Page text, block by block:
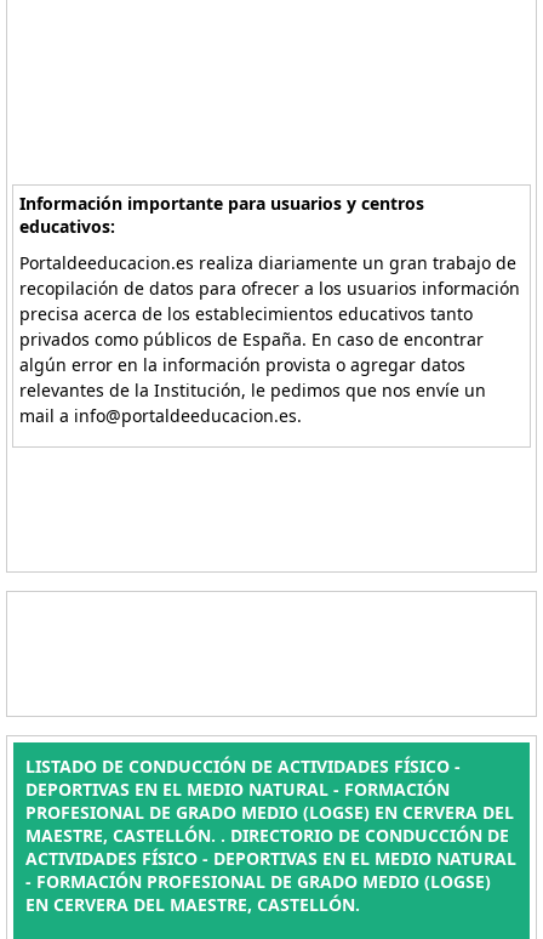
Información importante para usuarios y centros
educativos:
Portaldeeducacion.es realiza diariamente un gran trabajo de
recopilación de datos para ofrecer a los usuarios información
precisa acerca de los establecimientos educativos tanto
privados como públicos de España. En caso de encontrar
algún error en la información provista o agregar datos
relevantes de la Institución, le pedimos que nos envíe un
mail a info@portaldeeducacion.es.
LISTADO DE CONDUCCIÓN DE ACTIVIDADES FÍSICO -
DEPORTIVAS EN EL MEDIO NATURAL - FORMACIÓN
PROFESIONAL DE GRADO MEDIO (LOGSE) EN CERVERA DEL
MAESTRE, CASTELLÓN. . DIRECTORIO DE CONDUCCIÓN DE
ACTIVIDADES FÍSICO - DEPORTIVAS EN EL MEDIO NATURAL
- FORMACIÓN PROFESIONAL DE GRADO MEDIO (LOGSE)
EN CERVERA DEL MAESTRE, CASTELLÓN.